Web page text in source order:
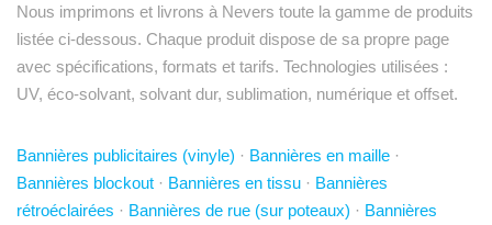
Nous imprimons et livrons à Nevers toute la gamme de produits
listée ci-dessous. Chaque produit dispose de sa propre page
avec spécifications, formats et tarifs. Technologies utilisées :
UV, éco-solvant, solvant dur, sublimation, numérique et offset.
Bannières publicitaires (vinyle) · Bannières en maille ·
Bannières blockout · Bannières en tissu · Bannières
rétroéclairées · Bannières de rue (sur poteaux) · Bannières